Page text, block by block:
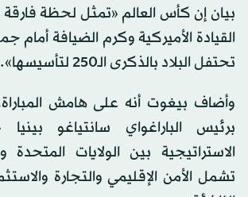
بيان إن كأس العالم «تمثل لحظة فارقة
القيادة الأميركية وكرم الضيافة أمام
تحتفل البلاد بالذكرى الـ250 لتأسيسها».
وأضاف بيغوت أنه على هامش
برئيس الباراغواي سانتياغو
الاستراتيجية بين الولايات المتحدة
تشمل الأمن الإقليمي والتجارة